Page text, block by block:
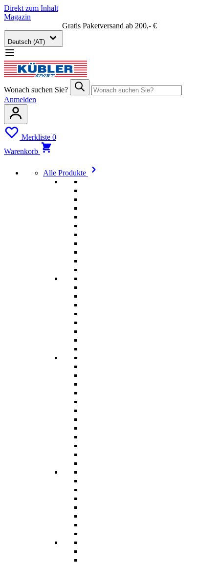
Direkt zum Inhalt
Magazin
Gratis Paketversand ab 200,- €
Deutsch (AT)
Wonach suchen Sie?
Anmelden
Merkliste 0
Warenkorb
Alle Produkte